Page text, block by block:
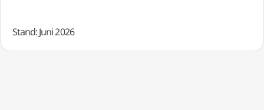
Stand: Juni 2026